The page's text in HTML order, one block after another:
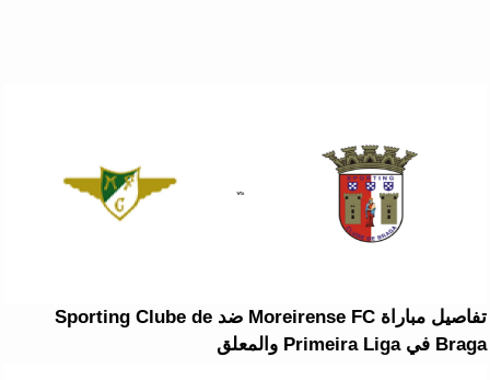
تفاصيل مباراة Moreirense FC ضد Sporting Clube de
Braga في Primeira Liga والمعلق